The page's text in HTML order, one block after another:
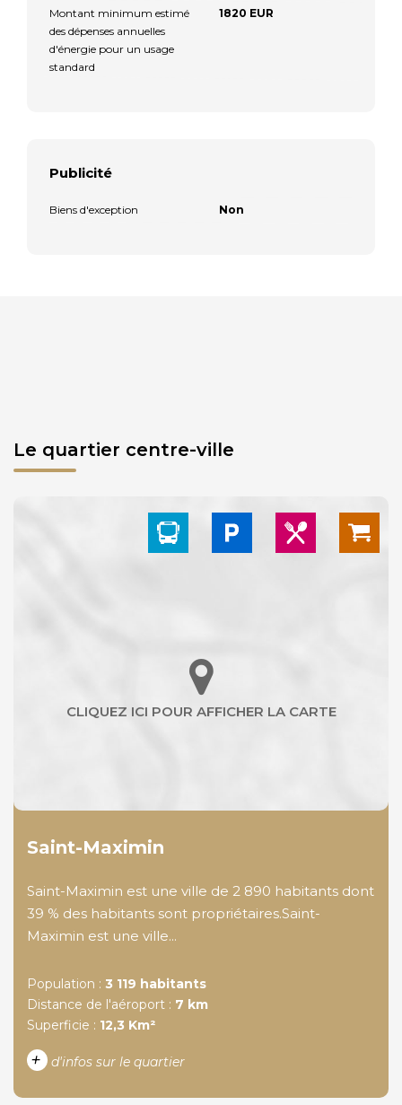
Montant minimum estimé
des dépenses annuelles
d'énergie pour un usage
standard
1820 EUR
Publicité
Biens d'exception Non
Le quartier centre-ville
Saint-Maximin
Saint-Maximin est une ville de 2 890 habitants dont
39 % des habitants sont propriétaires.Saint-
Maximin est une ville...
Population : 3 119 habitants
Distance de l'aéroport : 7 km
Superficie : 12,3 Km²
+ d'infos sur le quartier